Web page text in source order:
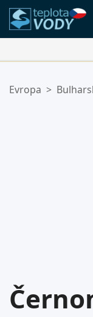
Váš seznam
Evropa >